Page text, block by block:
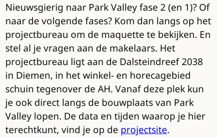
Nieuwsgierig naar Park Valley fase 2 (en 1)? Of
naar de volgende fases? Kom dan langs op het
projectbureau om de maquette te bekijken. En
stel al je vragen aan de makelaars. Het
projectbureau ligt aan de Dalsteindreef 2038
in Diemen, in het winkel- en horecagebied
schuin tegenover de AH. Vanaf deze plek kun
je ook direct langs de bouwplaats van Park
Valley lopen. De data en tijden waarop je hier
terechtkunt, vind je op de projectsite.